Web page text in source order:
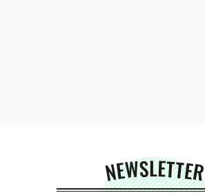
NEWSLETTER